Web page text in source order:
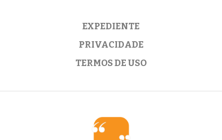
EXPEDIENTE
PRIVACIDADE
TERMOS DE USO